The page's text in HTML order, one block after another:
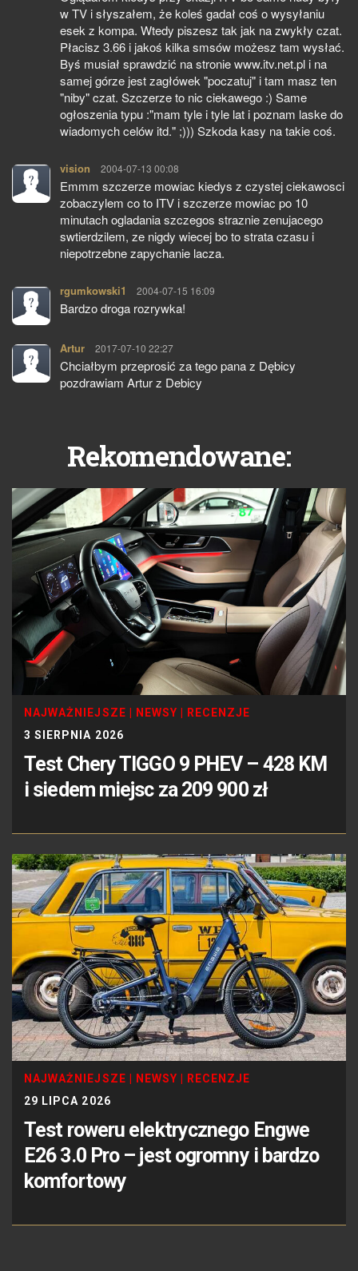
w TV i słyszałem, że koleś gadał coś o wysyłaniu
esek z kompa. Wtedy piszesz tak jak na zwykły czat.
Płacisz 3.66 i jakoś kilka smsów możesz tam wysłać.
Byś musiał sprawdzić na stronie www.itv.net.pl i na
samej górze jest zagłówek "poczatuj" i tam masz ten
"niby" czat. Szczerze to nic ciekawego :) Same
ogłoszenia typu :"mam tyle i tyle lat i poznam laske do
wiadomych celów itd." ;))) Szkoda kasy na takie coś.
vision pisze:
2004-07-13 00:08
Emmm szczerze mowiac kiedys z czystej ciekawosci
zobaczylem co to ITV i szczerze mowiac po 10
minutach ogladania szczegos straznie zenujacego
swtierdzilem, ze nigdy wiecej bo to strata czasu i
niepotrzebne zapychanie lacza.
rgumkowski1 pisze:
2004-07-15 16:09
Bardzo droga rozrywka!
Artur pisze:
2017-07-10 22:27
Chciałbym przeprosić za tego pana z Dębicy
pozdrawiam Artur z Debicy
Rekomendowane:
NAJWAŻNIEJSZE NEWSY
RECENZJE
3 SIERPNIA 2026
Test Chery TIGGO 9 PHEV – 428 KM
i siedem miejsc za 209 900 zł
NAJWAŻNIEJSZE NEWSY
RECENZJE
29 LIPCA 2026
Test roweru elektrycznego Engwe
E26 3.0 Pro – jest ogromny i bardzo
komfortowy